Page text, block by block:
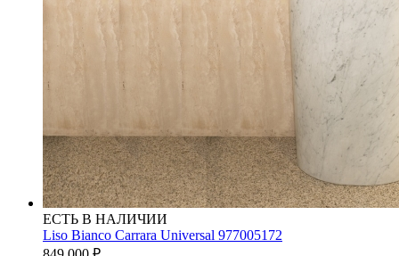
ЕСТЬ В НАЛИЧИИ
Liso Bianco Carrara Universal 977005172